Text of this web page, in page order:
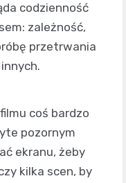
codzienność
zależność,
przetrwania
coś bardzo
pozornym
ekranu, żeby
kilka scen, by